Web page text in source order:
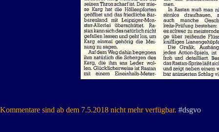
Kommentare sind ab dem 7.5.2018 nicht mehr verfügbar. #dsgvo